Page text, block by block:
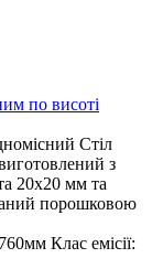
по висоті
Стіл
з
20х20 мм та
порошковою
Клас емісії: